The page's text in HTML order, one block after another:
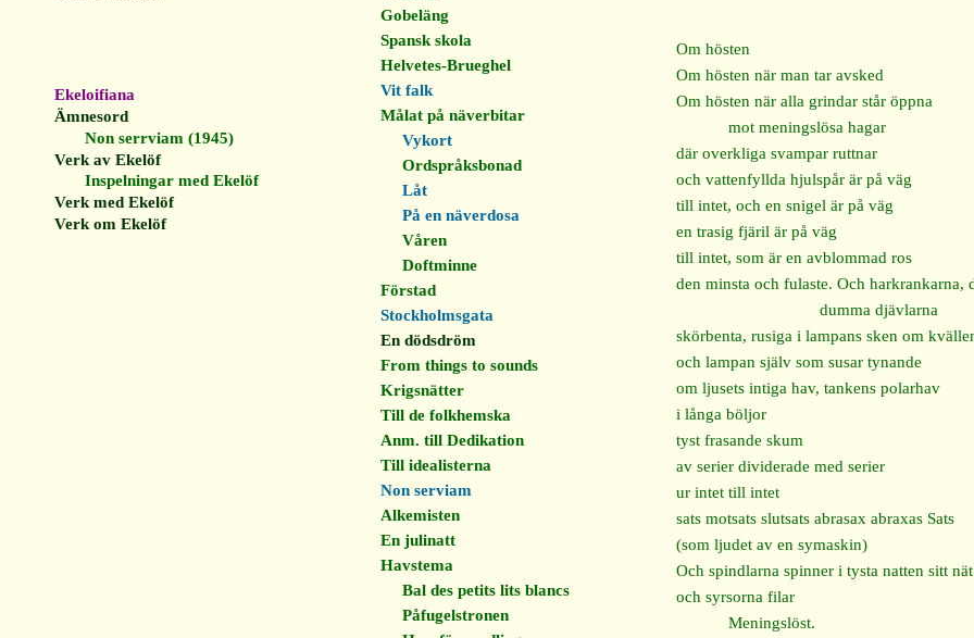
Om hösten
Om hösten när man tar avsked
Om hösten när alla grindar står öppna
mot meningslösa hagar
där overkliga svampar ruttnar
och vattenfyllda hjulspår är på väg
till intet, och en snigel är på väg
en trasig fjäril är på väg
till intet, som är en avblommad ros
den minsta och fulaste. Och harkrankarna,
dumma djävlarna
skörbenta, rusiga i lampans sken om
och lampan själv som susar tynande
om ljusets intiga hav, tankens polarhav
i långa böljor
tyst frasande skum
av serier dividerade med serier
ur intet till intet
sats motsats slutsats abrasax abraxas Sats
(som ljudet av en symaskin)
Och spindlarna spinner i tysta natten sitt nät
och syrsorna filar
Meningslöst.
Ekeloifiana
Ämnesord
Non serrviam (1945)
Verk av Ekelöf
Inspelningar med Ekelöf
Verk med Ekelöf
Verk om Ekelöf
Gobeläng
Spansk skola
Helvetes-Brueghel
Vit falk
Målat på näverbitar
Vykort
Ordspråksbonad
Låt
På en näverdosa
Våren
Doftminne
Förstad
Stockholmsgata
En dödsdröm
From things to sounds
Krigsnätter
Till de folkhemska
Anm. till Dedikation
Till idealisterna
Non serviam
Alkemisten
En julinatt
Havstema
Bal des petits lits blancs
Påfugelstronen